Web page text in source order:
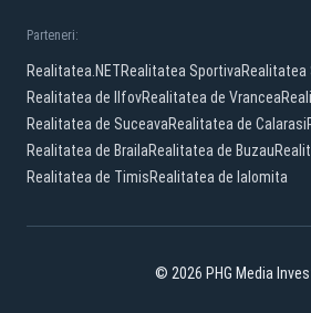
Parteneri:
Realitatea.NETRealitatea SportivaRealitatea
Realitatea de IlfovRealitatea de Vrancea
Realitatea de SuceavaRealitatea de Calarasi
Realitatea de BrailaRealitatea de Buzau
Realitatea de TimisRealitatea de Ialomita
© 2026 PHG Media